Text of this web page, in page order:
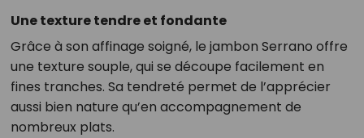
Une texture tendre et fondante
Grâce à son affinage soigné, le jambon Serrano offre
une texture souple, qui se découpe facilement en
fines tranches. Sa tendreté permet de l’apprécier
aussi bien nature qu’en accompagnement de
nombreux plats.